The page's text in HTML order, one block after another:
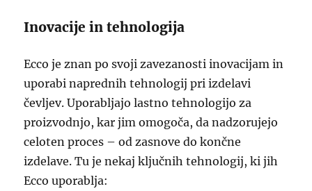
Inovacije in tehnologija
Ecco je znan po svoji zavezanosti inovacijam in
uporabi naprednih tehnologij pri izdelavi
čevljev. Uporabljajo lastno tehnologijo za
proizvodnjo, kar jim omogoča, da nadzorujejo
celoten proces – od zasnove do končne
izdelave. Tu je nekaj ključnih tehnologij, ki jih
Ecco uporablja: